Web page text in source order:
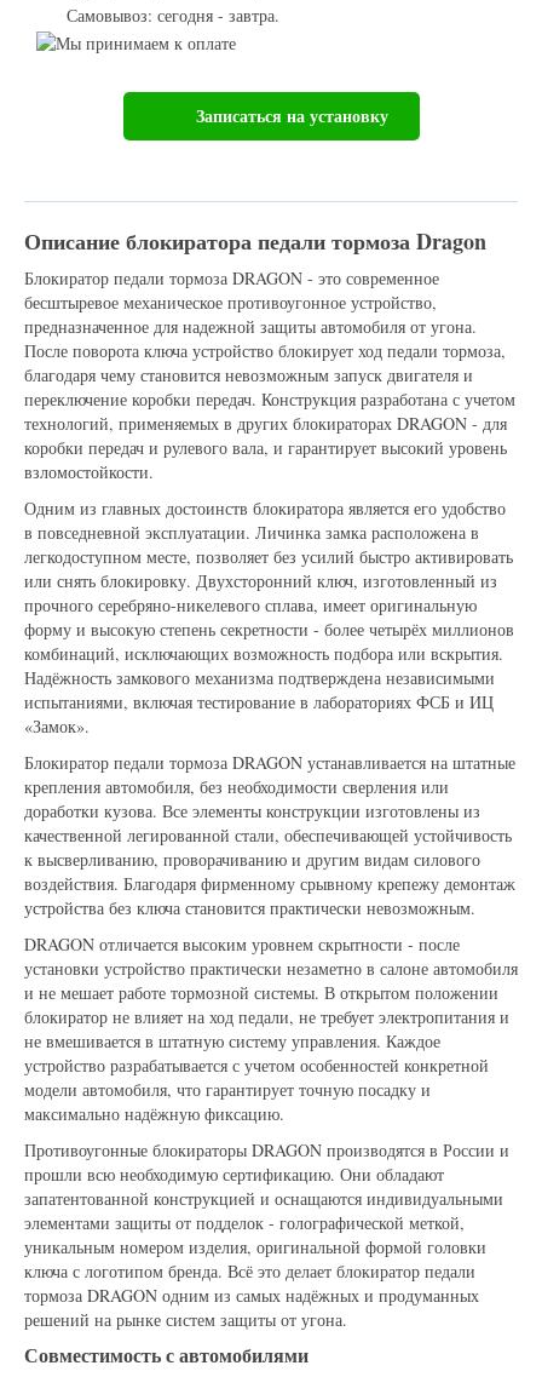
Самовывоз: сегодня - завтра.
Записаться на установку
Описание блокиратора педали тормоза Dragon
Блокиратор педали тормоза DRAGON - это современное
бесштыревое механическое противоугонное устройство,
предназначенное для надежной защиты автомобиля от угона.
После поворота ключа устройство блокирует ход педали тормоза,
благодаря чему становится невозможным запуск двигателя и
переключение коробки передач. Конструкция разработана с учетом
технологий, применяемых в других блокираторах DRAGON - для
коробки передач и рулевого вала, и гарантирует высокий уровень
взломостойкости.
Одним из главных достоинств блокиратора является его удобство
в повседневной эксплуатации. Личинка замка расположена в
легкодоступном месте, позволяет без усилий быстро активировать
или снять блокировку. Двухсторонний ключ, изготовленный из
прочного серебряно-никелевого сплава, имеет оригинальную
форму и высокую степень секретности - более четырёх миллионов
комбинаций, исключающих возможность подбора или вскрытия.
Надёжность замкового механизма подтверждена независимыми
испытаниями, включая тестирование в лабораториях ФСБ и ИЦ
«Замок».
Блокиратор педали тормоза DRAGON устанавливается на штатные
крепления автомобиля, без необходимости сверления или
доработки кузова. Все элементы конструкции изготовлены из
качественной легированной стали, обеспечивающей устойчивость
к высверливанию, проворачиванию и другим видам силового
воздействия. Благодаря фирменному срывному крепежу демонтаж
устройства без ключа становится практически невозможным.
DRAGON отличается высоким уровнем скрытности - после
установки устройство практически незаметно в салоне автомобиля
и не мешает работе тормозной системы. В открытом положении
блокиратор не влияет на ход педали, не требует электропитания и
не вмешивается в штатную систему управления. Каждое
устройство разрабатывается с учетом особенностей конкретной
модели автомобиля, что гарантирует точную посадку и
максимально надёжную фиксацию.
Противоугонные блокираторы DRAGON производятся в России и
прошли всю необходимую сертификацию. Они обладают
запатентованной конструкцией и оснащаются индивидуальными
элементами защиты от подделок - голографической меткой,
уникальным номером изделия, оригинальной формой головки
ключа с логотипом бренда. Всё это делает блокиратор педали
тормоза DRAGON одним из самых надёжных и продуманных
решений на рынке систем защиты от угона.
Совместимость с автомобилями